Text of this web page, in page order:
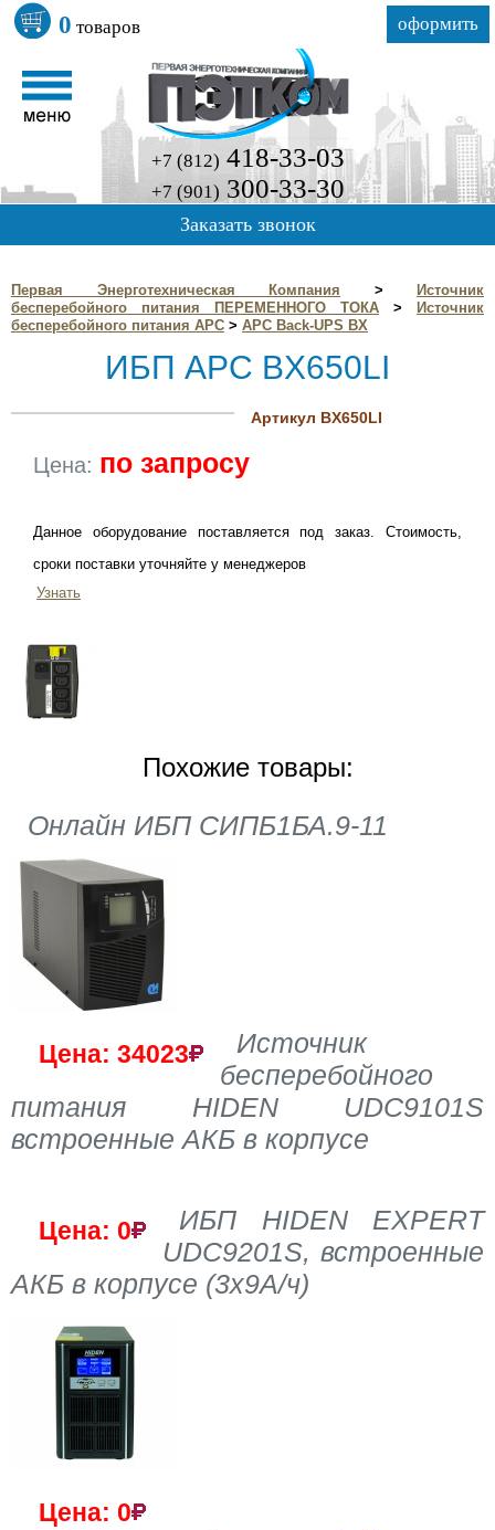
0 товаров оформить
+7 (812) 418-33-03
+7 (901) 300-33-30
Заказать звонок
Первая Энерготехническая Компания >
Источник
бесперебойного питания ПЕРЕМЕННОГО ТОКА >
Источник
бесперебойного питания APC > APC Back-UPS BX
ИБП APC BX650LI
Артикул BX650LI
Цена: по запросу
Данное оборудование поставляется под заказ. Стоимость,
сроки поставки уточняйте у менеджеров
Узнать
Похожие товары:
Онлайн ИБП СИПБ1БА.9-11
Цена: 34023
Источник
бесперебойного
питания HIDEN UDC9101S
встроенные АКБ в корпусе
Цена: 0
ИБП HIDEN EXPERT
UDC9201S, встроенные
АКБ в корпусе (3х9А/ч)
Цена: 0